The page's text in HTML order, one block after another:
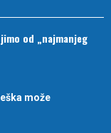
od „najmanjeg
može